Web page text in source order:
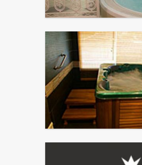
Ostella Hotel Restaurant